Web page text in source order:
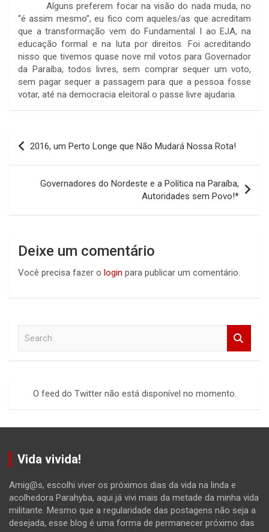
Alguns preferem focar na visão do nada muda, no
“é assim mesmo”, eu fico com aqueles/as que acreditam
que a transformação vem do Fundamental I ao EJA, na
educação formal e na luta por direitos. Foi acreditando
nisso que tivemos quase nove mil votos para Governador
da Paraíba, todos livres, sem comprar sequer um voto,
sem pagar sequer a passagem para que a pessoa fosse
votar, até na democracia eleitoral o passe livre ajudaria.
Navegação
de
2016, um Perto Longe que Não Mudará Nossa Rota!
Governadores do Nordeste e a Política na Paraíba,
Autoridades sem Povo!*
Deixe um comentário
Você precisa fazer o login para publicar um comentário.
O feed do Twitter não está disponível no momento.
Vida vivida!
Amig@s, escolhi viver os próximos dias da vida na linda e
acolhedora Parahyba, aqui já vivi mais da metade da minha vida
militante. Mesmo que a regularidade das postagens não seja a
desejada, esse blog é uma forma de permanecer próximo das